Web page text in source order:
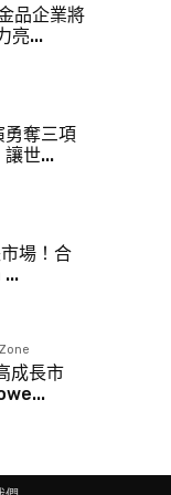
品企業將
亮...
勇奪三項
讓世...
場！合
...
成長市